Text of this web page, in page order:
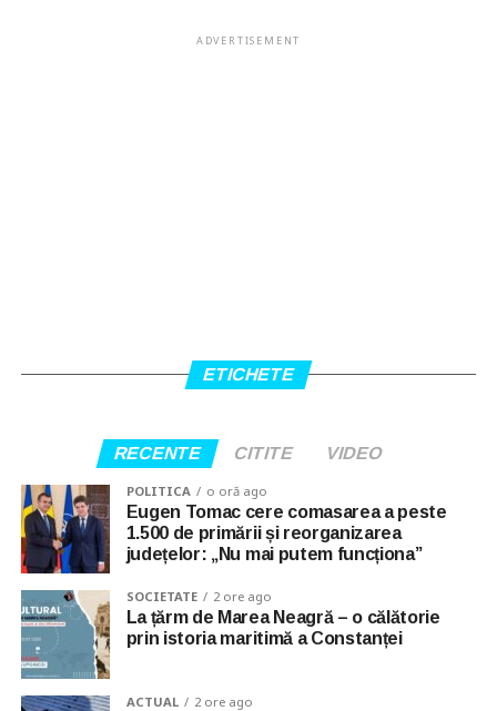
ADVERTISEMENT
ETICHETE
RECENTE CITITE VIDEO
POLITICA o oră ago
Eugen Tomac cere comasarea a peste
1.500 de primării și reorganizarea
județelor: „Nu mai putem funcționa”
SOCIETATE 2 ore ago
La țărm de Marea Neagră – o călătorie
prin istoria maritimă a Constanței
ACTUAL 2 ore ago